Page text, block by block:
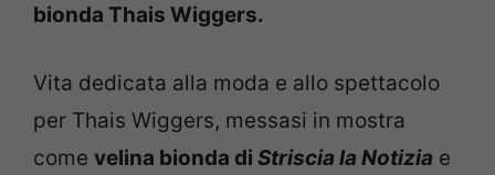
bionda Thais Wiggers.
Vita dedicata alla moda e allo spettacolo
per Thais Wiggers, messasi in mostra
come velina bionda di Striscia la Notizia e